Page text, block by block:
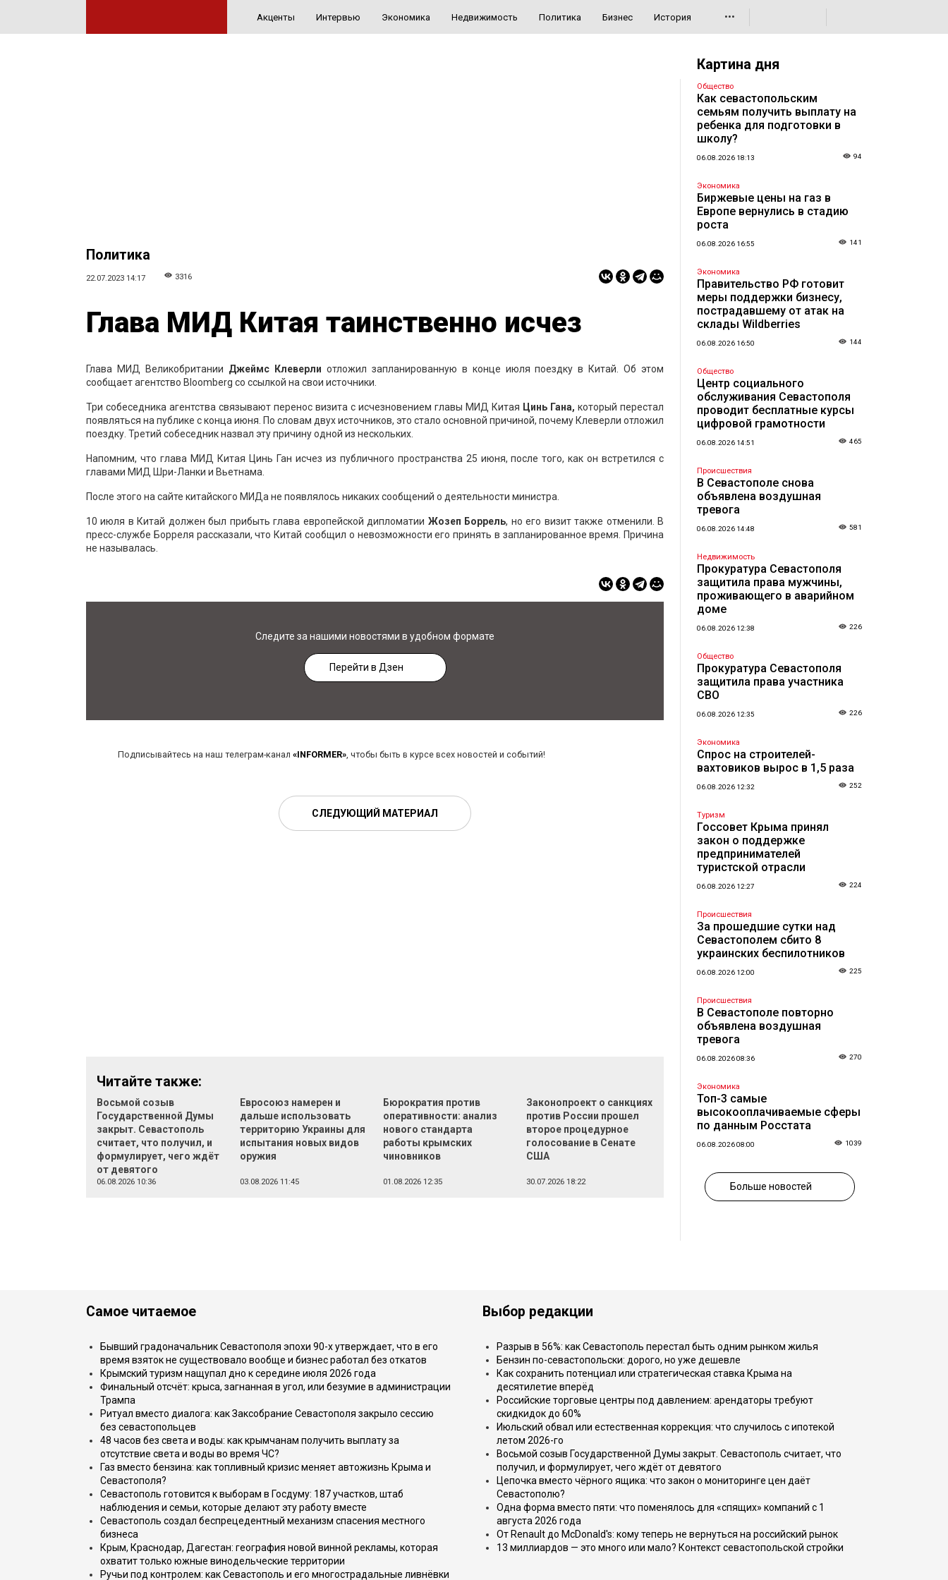
Акценты Интервью Экономика Недвижимость Политика Бизнес История •••
Политика
22.07.2023 14:17 3316
Глава МИД Китая таинственно исчез
Глава МИД Великобритании Джеймс Клеверли отложил запланированную в конце июля поездку в Китай. Об этом
сообщает агентство Bloomberg со ссылкой на свои источники.
Три собеседника агентства связывают перенос визита с исчезновением главы МИД Китая Цинь Гана, который перестал
появляться на публике с конца июня. По словам двух источников, это стало основной причиной, почему Клеверли отложил
поездку. Третий собеседник назвал эту причину одной из нескольких.
Напомним, что глава МИД Китая Цинь Ган исчез из публичного пространства 25 июня, после того, как он встретился с
главами МИД Шри-Ланки и Вьетнама.
После этого на сайте китайского МИДа не появлялось никаких сообщений о деятельности министра.
10 июля в Китай должен был прибыть глава европейской дипломатии Жозеп Боррель, но его визит также отменили. В
пресс-службе Борреля рассказали, что Китай сообщил о невозможности его принять в запланированное время. Причина
не называлась.
Следите за нашими новостями в удобном формате
Перейти в Дзен
Подписывайтесь на наш телеграм-канал «INFORMER», чтобы быть в курсе всех новостей и событий!
СЛЕДУЮЩИЙ МАТЕРИАЛ
Читайте также:
Восьмой созыв
Государственной Думы
закрыт. Севастополь
считает, что получил, и
формулирует, чего ждёт
от девятого
06.08.2026 10:36
Евросоюз намерен и
дальше использовать
территорию Украины для
испытания новых видов
оружия
03.08.2026 11:45
Бюрократия против
оперативности: анализ
нового стандарта
работы крымских
чиновников
01.08.2026 12:35
Законопроект о санкциях
против России прошел
второе процедурное
голосование в Сенате
США
30.07.2026 18:22
Картина дня
Общество
Как севастопольским
семьям получить выплату на
ребенка для подготовки в
школу?
06.08.2026 18:13 94
Экономика
Биржевые цены на газ в
Европе вернулись в стадию
роста
06.08.2026 16:55 141
Экономика
Правительство РФ готовит
меры поддержки бизнесу,
пострадавшему от атак на
склады Wildberries
06.08.2026 16:50 144
Общество
Центр социального
обслуживания Севастополя
проводит бесплатные курсы
цифровой грамотности
06.08.2026 14:51 465
Происшествия
В Севастополе снова
объявлена воздушная
тревога
06.08.2026 14:48 581
Недвижимость
Прокуратура Севастополя
защитила права мужчины,
проживающего в аварийном
доме
06.08.2026 12:38 226
Общество
Прокуратура Севастополя
защитила права участника
СВО
06.08.2026 12:35 226
Экономика
Спрос на строителей-
вахтовиков вырос в 1,5 раза
06.08.2026 12:32 252
Туризм
Госсовет Крыма принял
закон о поддержке
предпринимателей
туристской отрасли
06.08.2026 12:27 224
Происшествия
За прошедшие сутки над
Севастополем сбито 8
украинских беспилотников
06.08.2026 12:00 225
Происшествия
В Севастополе повторно
объявлена воздушная
тревога
06.08.2026 08:36 270
Экономика
Топ-3 самые
высокооплачиваемые сферы
по данным Росстата
06.08.2026 08:00 1039
Больше новостей
Самое читаемое
Бывший градоначальник Севастополя эпохи 90-х утверждает, что в его
время взяток не существовало вообще и бизнес работал без откатов
Крымский туризм нащупал дно к середине июля 2026 года
Финальный отсчёт: крыса, загнанная в угол, или безумие в администрации
Трампа
Ритуал вместо диалога: как Заксобрание Севастополя закрыло сессию
без севастопольцев
48 часов без света и воды: как крымчанам получить выплату за
отсутствие света и воды во время ЧС?
Газ вместо бензина: как топливный кризис меняет автожизнь Крыма и
Севастополя?
Севастополь готовится к выборам в Госдуму: 187 участков, штаб
наблюдения и семьи, которые делают эту работу вместе
Севастополь создал беспрецедентный механизм спасения местного
бизнеса
Крым, Краснодар, Дагестан: география новой винной рекламы, которая
охватит только южные винодельческие территории
Ручьи под контролем: как Севастополь и его многострадальные ливнёвки
Выбор редакции
Разрыв в 56%: как Севастополь перестал быть одним рынком жилья
Бензин по-севастопольски: дорого, но уже дешевле
Как сохранить потенциал или стратегическая ставка Крыма на
десятилетие вперёд
Российские торговые центры под давлением: арендаторы требуют
скидкидок до 60%
Июльский обвал или естественная коррекция: что случилось с ипотекой
летом 2026-го
Восьмой созыв Государственной Думы закрыт. Севастополь считает, что
получил, и формулирует, чего ждёт от девятого
Цепочка вместо чёрного ящика: что закон о мониторинге цен даёт
Севастополю?
Одна форма вместо пяти: что поменялось для «спящих» компаний с 1
августа 2026 года
От Renault до McDonald's: кому теперь не вернуться на российский рынок
13 миллиардов — это много или мало? Контекст севастопольской стройки